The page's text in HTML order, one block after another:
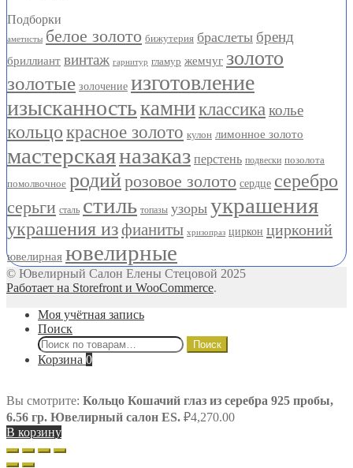
Подборки
аметисты белое золото бижутерия браслеты бренд
бриллиант винтаж гарнитур гламур жемчуг золото
золотые золочение изготовление
изысканностькамниклассика колье
кольцо красное золото кулон лимонное золото
мастерскаяназаказ перстень подвески позолота
помолвочное родийрозовое золото сердце серебро
серьги сталь стиль топазы узоры украшения
украшения изфианиты хризопраз циркон цирконий
ювелирная ювелирные
© Ювелирный Салон Елены Стецовой 2025
Работает на Storefront и WooCommerce.
Моя учётная запись
Поиск
Искать:
Поиск
Корзина 0
Вы смотрите: Кольцо Кошачий глаз из серебра 925 пробы,
6.56 гр. Ювелирный салон ES. ₽4,270.00
В корзину